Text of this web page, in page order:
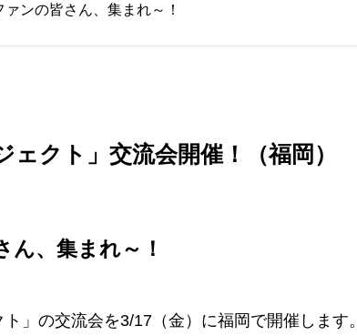
ァンの皆さん、集まれ～！
ェクト」交流会開催！（福岡）
ん、集まれ～！
ト」の交流会を3/17（金）に福岡で開催します。